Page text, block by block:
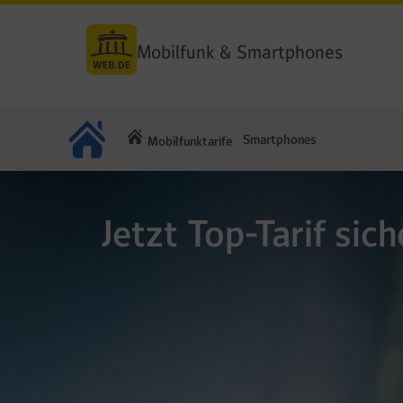
Mobilfunk & Smartphones
Mobilfunktarife Smartphones
Jetzt Top-Tarif